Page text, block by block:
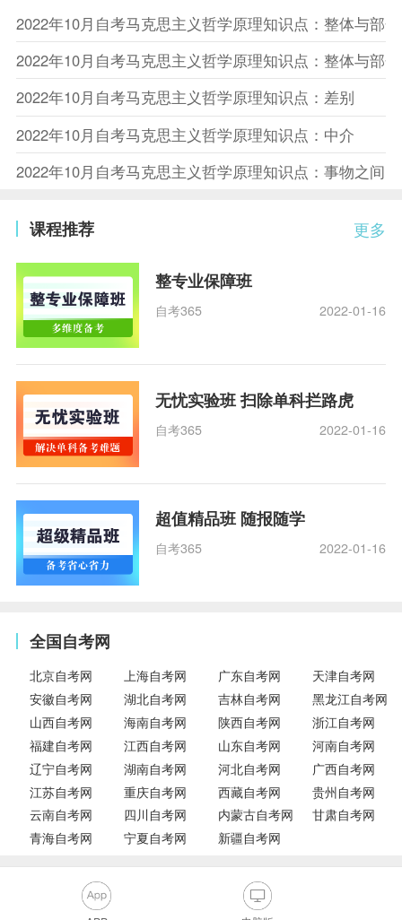
2022年10月自考马克思主义哲学原理知识点：整体与部
2022年10月自考马克思主义哲学原理知识点：整体与部
2022年10月自考马克思主义哲学原理知识点：差别
2022年10月自考马克思主义哲学原理知识点：中介
2022年10月自考马克思主义哲学原理知识点：事物之间
更多
课程推荐
整专业保障班
自考365 2022-01-16
无忧实验班 扫除单科拦路虎
自考365 2022-01-16
超值精品班 随报随学
自考365 2022-01-16
全国自考网
北京自考网 上海自考网 广东自考网
天津自考网
安徽自考网
湖北自考网 吉林自考网
黑龙江自考网
山西自考网
海南自考网 陕西自考网
浙江自考网
福建自考网
江西自考网 山东自考网
河南自考网
辽宁自考网
湖南自考网 河北自考网
广西自考网
江苏自考网
重庆自考网 西藏自考网
贵州自考网
云南自考网
四川自考网 内蒙古自考网
甘肃自考网
青海自考网
宁夏自考网 新疆自考网